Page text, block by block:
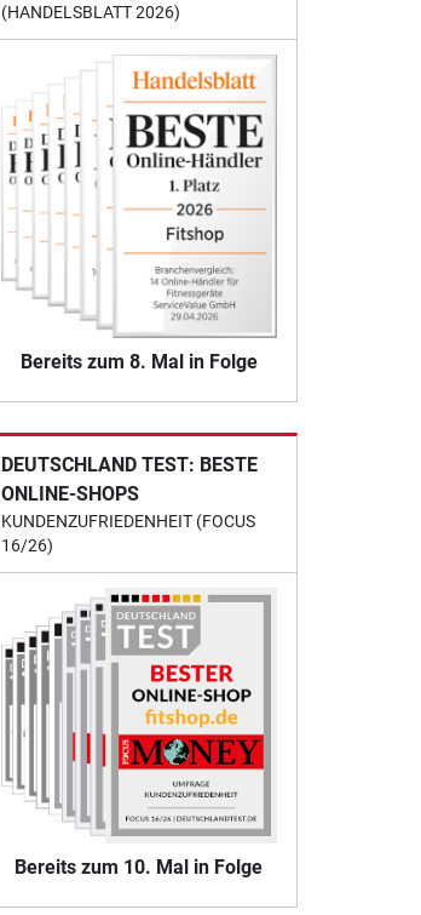
(HANDELSBLATT 2026)
Bereits zum 8. Mal in Folge
DEUTSCHLAND TEST: BESTE
ONLINE-SHOPS
KUNDENZUFRIEDENHEIT (FOCUS
16/26)
Bereits zum 10. Mal in Folge